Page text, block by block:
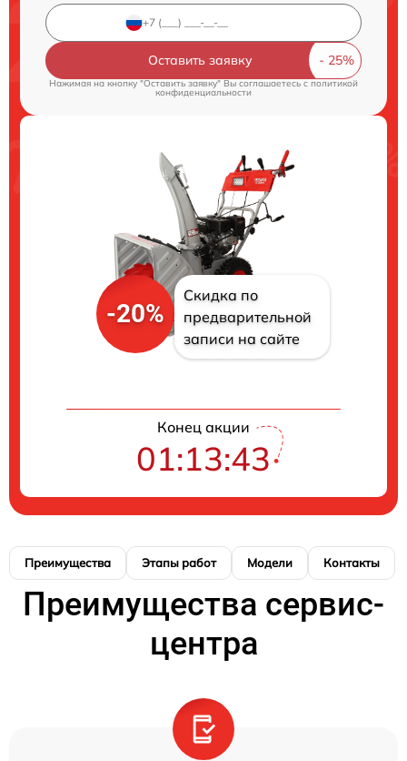
Оставить заявку
Нажимая на кнопку "Оставить заявку" Вы соглашаетесь cполитикой
конфиденциальности
-20%
Скидка по
предварительной
записи на сайте
Конец акции
01:13:42
Преимущества Этапы работ Модели Контакты
Преимущества сервис-
центра